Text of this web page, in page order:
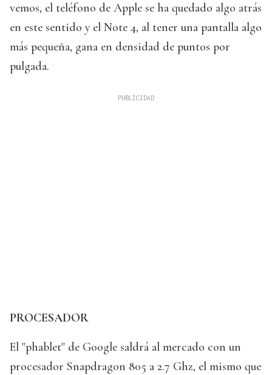
vemos, el teléfono de Apple se ha quedado algo atrás
en este sentido y el Note 4, al tener una pantalla algo
más pequeña, gana en densidad de puntos por
pulgada.
PROCESADOR
El "phablet" de Google saldrá al mercado con un
procesador Snapdragon 805 a 2.7 Ghz, el mismo que